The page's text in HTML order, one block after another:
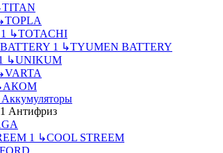
TITAN
TOPLA
↳TOTACHI
↳TYUMEN BATTERY
↳UNIKUM
VARTA
АКОМ
Аккумуляторы
Антифриз
↳COOL STREEM
FORD